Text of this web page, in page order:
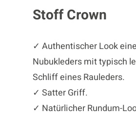
Stoff Crown
✓ Authentischer Look
Nubukleders mit typisch
Schliff eines Rauleders.
✓ Satter Griff.
✓ Natürlicher Rundum-